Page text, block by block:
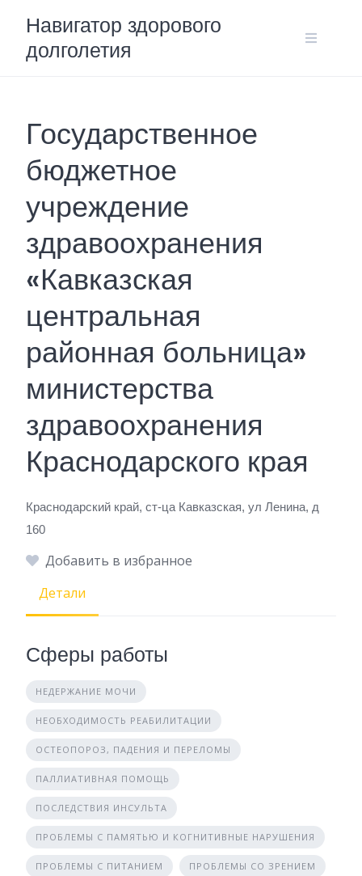
content
Навигатор здорового
долголетия
Государственное
бюджетное
учреждение
здравоохранения
«Кавказская
центральная
районная больница»
министерства
здравоохранения
Краснодарского края
Краснодарский край, ст-ца Кавказская, ул Ленина, д
160
Добавить в избранное
Детали
Сферы работы
НЕДЕРЖАНИЕ МОЧИ
НЕОБХОДИМОСТЬ РЕАБИЛИТАЦИИ
ОСТЕОПОРОЗ, ПАДЕНИЯ И ПЕРЕЛОМЫ
ПАЛЛИАТИВНАЯ ПОМОЩЬ
ПОСЛЕДСТВИЯ ИНСУЛЬТА
ПРОБЛЕМЫ С ПАМЯТЬЮ И КОГНИТИВНЫЕ НАРУШЕНИЯ
ПРОБЛЕМЫ С ПИТАНИЕМ ПРОБЛЕМЫ СО ЗРЕНИЕМ